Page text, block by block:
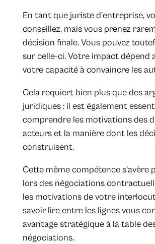
En tant que juriste d’entreprise,
conseillez, mais vous prenez
décision finale. Vous pouvez
sur celle-ci. Votre impact dépend
votre capacité à convaincre les
Cela requiert bien plus que des
juridiques : il est également
comprendre les motivations des
acteurs et la manière dont les
construisent.
Cette même compétence s’avère
lors des négociations
les motivations de votre
savoir lire entre les lignes vous
avantage stratégique à la table
négociations.